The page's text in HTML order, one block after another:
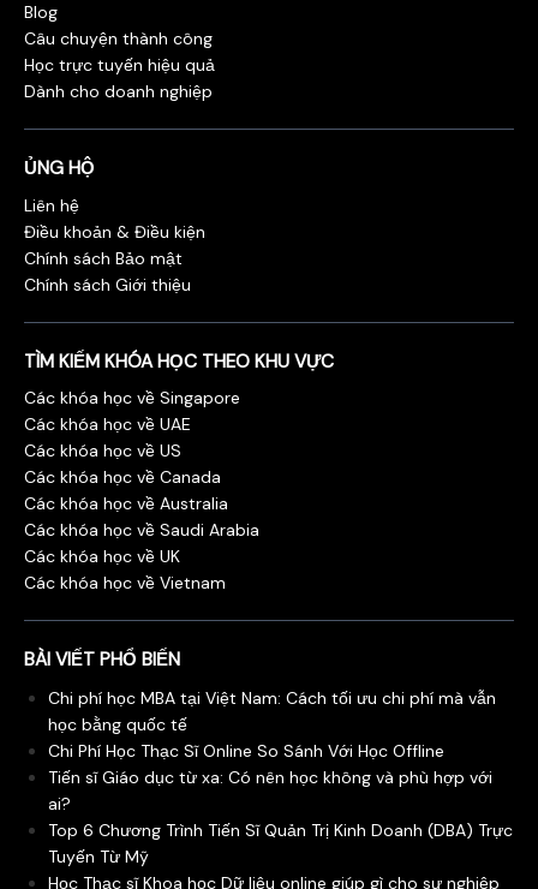
Blog
Câu chuyện thành công
Học trực tuyến hiệu quả
Dành cho doanh nghiệp
ỦNG HỘ
Liên hệ
Điều khoản & Điều kiện
Chính sách Bảo mật
Chính sách Giới thiệu
TÌM KIẾM KHÓA HỌC THEO KHU VỰC
Các khóa học về Singapore
Các khóa học về UAE
Các khóa học về US
Các khóa học về Canada
Các khóa học về Australia
Các khóa học về Saudi Arabia
Các khóa học về UK
Các khóa học về Vietnam
BÀI VIẾT PHỔ BIẾN
Chi phí học MBA tại Việt Nam: Cách tối ưu chi phí mà vẫn
học bằng quốc tế
Chi Phí Học Thạc Sĩ Online So Sánh Với Học Offline
Tiến sĩ Giáo dục từ xa: Có nên học không và phù hợp với
ai?
Top 6 Chương Trình Tiến Sĩ Quản Trị Kinh Doanh (DBA) Trực
Tuyến Từ Mỹ
Học Thạc sĩ Khoa học Dữ liệu online giúp gì cho sự nghiệp